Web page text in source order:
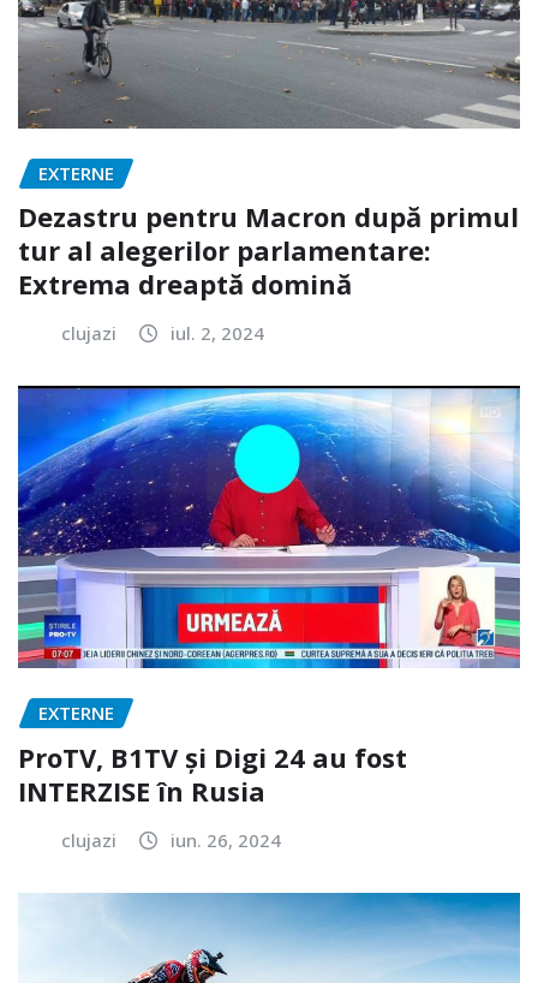
EXTERNE
Dezastru pentru Macron după primul
tur al alegerilor parlamentare:
Extrema dreaptă domină
clujazi iul. 2, 2024
EXTERNE
ProTV, B1TV și Digi 24 au fost
INTERZISE în Rusia
clujazi iun. 26, 2024